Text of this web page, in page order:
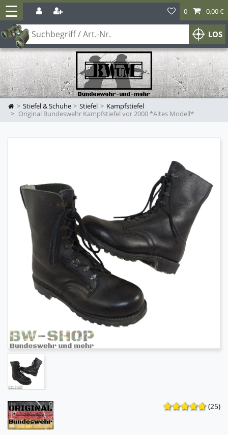
☰
LOS
0 0,00 €
Stiefel & Schuhe Stiefel
Kampfstiefel
Original Bundeswehr Kampfstiefel vor 2000 *Altes Modell*
(25)